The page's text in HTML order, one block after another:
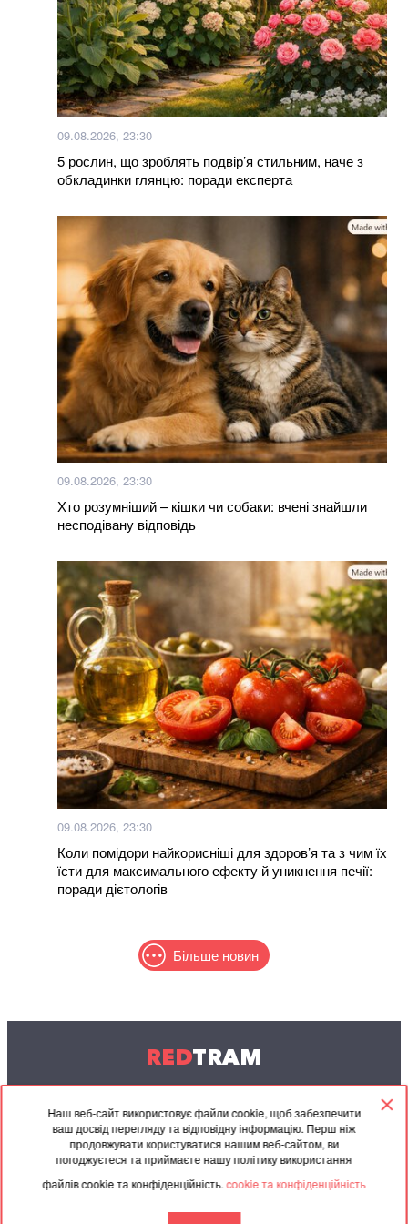
Наш веб-сайт використовує файли cookie, щоб забезпечити
ваш досвід перегляду та відповідну інформацію. Перш ніж
продовжувати користуватися нашим веб-сайтом, ви
погоджуєтеся та приймаєте нашу політику використання
файлів cookie та конфіденційність.cookie та конфіденційність
Рівень води підніметься до 20 см: українців
попереджають про затоплення
Великдень і комендантська година: про обмеження
на Чернігівщині
Більше новин
09.08.2026, 23:30
5 рослин, що зроблять подвір’я стильним, наче з
обкладинки глянцю: поради експерта
09.08.2026, 23:30
Хто розумніший – кішки чи собаки: вчені знайшли
несподівану відповідь
09.08.2026, 23:30
Коли помідори найкорисніші для здоров’я та з чим їх
їсти для максимального ефекту й уникнення печії:
поради дієтологів
Більше новин
REDTRAM
© 2004-2026 Redtram, Ltd.
Співпраця
Партнерські
матеріали
Архів
Угода
Контакти